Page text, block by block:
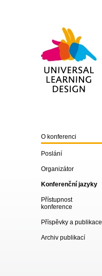
O konferenci
Poslání
Organizátor
Konferenční jazyky
Přístupnost
konference
Příspěvky a publikace
Archiv publikací